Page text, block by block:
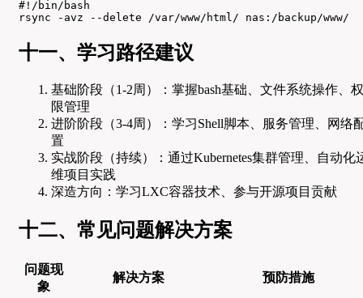
#!/bin/bash
rsync -avz --delete /var/www/html/ nas:/backup/www/
十一、学习路径建议
基础阶段（1-2周）：掌握bash基础、文件系统操作、权
限管理
进阶阶段（3-4周）：学习Shell脚本、服务管理、网络
置
实战阶段（持续）：通过Kubernetes集群管理、自动化
维项目实践
深造方向：学习LXC容器技术、参与开源项目贡献
十二、常见问题解决方案
问题现
象
解决方案 预防措施